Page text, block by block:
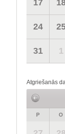
17
24
31 1
Atgriešanās
P O